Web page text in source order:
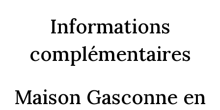
Informations
complémentaires
Maison Gasconne en